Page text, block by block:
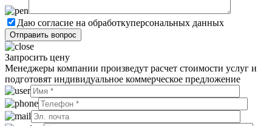
Даю согласие на обработкуперсональных данных
Запросить цену
Менеджеры компании произведут расчет стоимости услуг и
подготовят индивидуальное коммерческое предложение